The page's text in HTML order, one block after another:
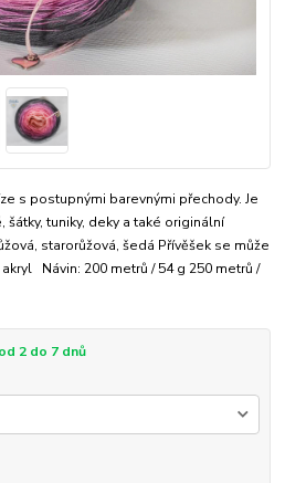
s postupnými barevnými přechody. Je
šátky, tuniky, deky a také originální
starorůžová, šedá Přívěšek se může
Návin: 200 metrů / 54 g 250 metrů /
2 do 7 dnů